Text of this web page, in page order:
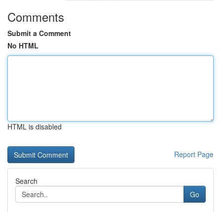
Comments
Submit a Comment
No HTML
HTML is disabled
Report Page
Search
Go